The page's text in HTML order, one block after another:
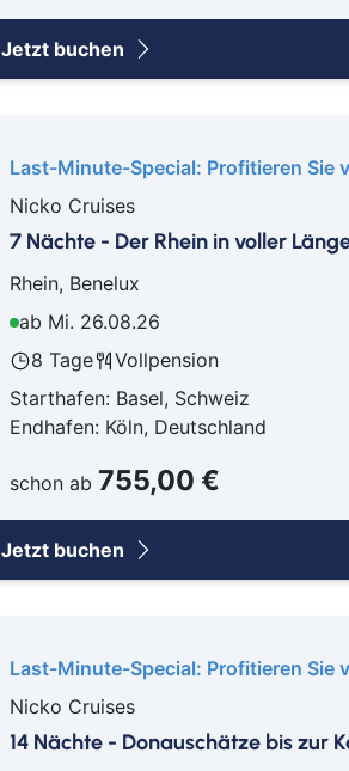
Flug
Ab
Ab
Jetzt buchen
Last-Minute-Special: Profitieren Sie
Nicko Cruises
7 Nächte - Der Rhein in voller
Rhein, Benelux
ab Mi. 26.08.26
8 Tage
Vollpension
Starthafen: Basel, Schweiz
Endhafen: Köln, Deutschland
schon ab 755,00 €
Jetzt buchen
Last-Minute-Special: Profitieren Sie
Nicko Cruises
14 Nächte - Donauschätze bis zur